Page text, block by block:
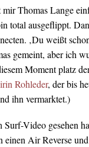
mir Thomas Lange
total ausgeflippt.
‚Du weißt
gemeint, aber ich
Moment platz
Rohleder, der bis
ihn vermarktet.)
Video gesehen
einen Air Reverse